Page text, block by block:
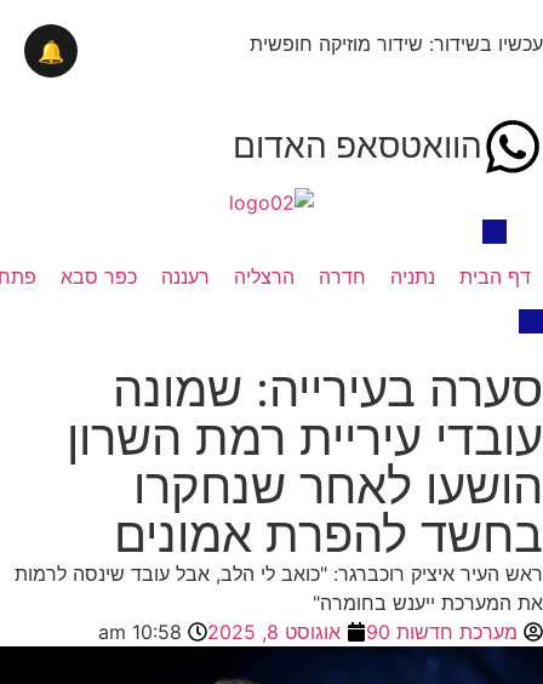
עכשיו בשידור: שידור מוזיקה חופשית
הוואטסאפ האדום
דף הבית נתניה חדרה הרצליה רעננה כפר סבא
סערה בעירייה: שמונה
עובדי עיריית רמת השרון
הושעו לאחר שנחקרו
בחשד להפרת אמונים
ראש העיר איציק רוכברגר: "כואב לי הלב, אבל עובד שינסה לרמות
את המערכת ייענש בחומרה"
מערכת חדשות 90
אוגוסט 8, 2025 10:58 am
🔔